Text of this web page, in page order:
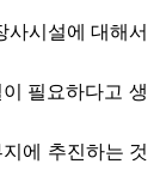
사시설에 대해서
필요하다고 생
에 추진하는 것